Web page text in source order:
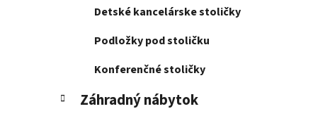
Detské kancelárske stoličky
Podložky pod stoličku
Konferenčné stoličky
Záhradný nábytok